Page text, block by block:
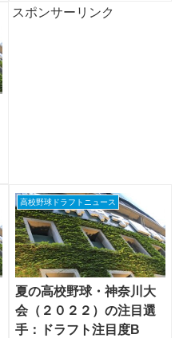
スポンサーリンク
高校野球ドラフトニュース
夏の高校野球・神奈川大
会（２０２２）の注目選
手：ドラフト注目度B